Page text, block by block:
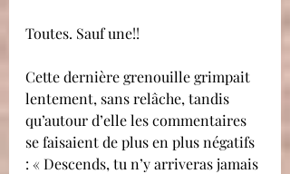
​Toutes. Sauf une!!
Cette dernière grenouille grimpait
lentement, sans relâche, tandis
qu’autour d’elle les commentaires
se faisaient de plus en plus négatifs
: « Descends, tu n’y arriveras jamais